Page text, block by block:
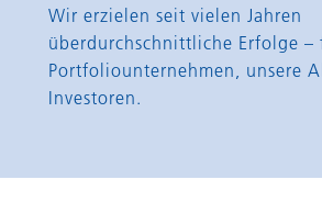
Wir erzielen seit vielen Jahren
überdurchschnittliche Erfolge –
Portfoliounternehmen, unsere
Investoren.